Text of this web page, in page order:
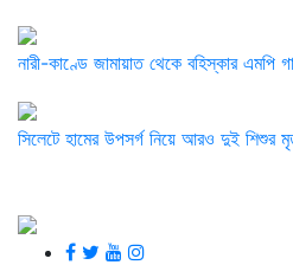
নারী-কাণ্ডে জামায়াত থেকে বহিস্কার এমপি
সিলেটে হামের উপসর্গ নিয়ে আরও দুই শিশুর